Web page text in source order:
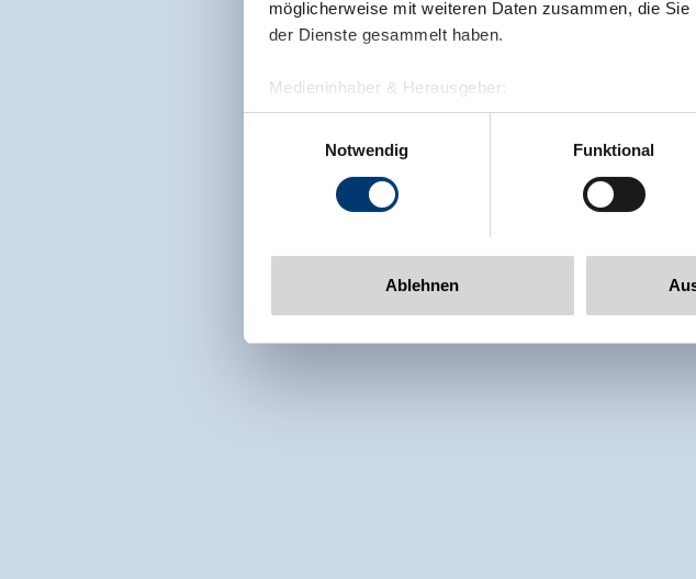
möglicherweise mit weiteren Daten zusammen, die
der Dienste gesammelt haben.
Medieninhaber & Herausgeber:
Zeller Bergbahnen Zillertal GmbH & Co KG
Rohr 23// A-6280 Zell am Ziller
www.zillertalarena.com
Notwendig
Funktional
Ablehnen